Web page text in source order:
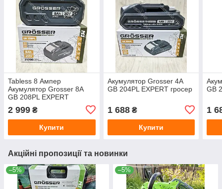
Tabless 8 Ампер
Акумулятор Grosser 8А
GB 208PL EXPERT
2 999 ₴
Купити
Акумулятор Grosser 4А
GB 204PL EXPERT гросер
1 688₴
Купити
GB
1
Акційні пропозиції та новинки
–5% –5%